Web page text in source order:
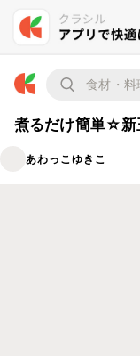
煮るだけ簡単☆新
あわっこゆきこ